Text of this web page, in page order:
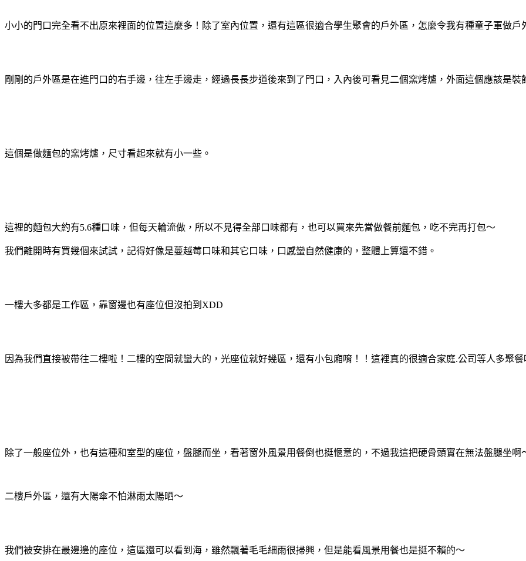
小小的門口完全看不出原來裡面的位置這麼多！除了室內位置，還有這區很適合學生聚會的戶外區，怎麼令我有種童子軍做戶
剛剛的戶外區是在進門口的右手邊，往左手邊走，經過長長步道後來到了門口，入內後可看見二個窯烤爐，外面這個應該是
這個是做麵包的窯烤爐，尺寸看起來就有小一些。
這裡的麵包大約有5.6種口味，但每天輪流做，所以不見得全部口味都有，也可以買來先當做餐前麵包，吃不完再打包～
我們離開時有買幾個來試試，記得好像是蔓越莓口味和其它口味，口感蠻自然健康的，整體上算還不錯。
一樓大多都是工作區，靠窗邊也有座位但沒拍到XDD
因為我們直接被帶往二樓啦！二樓的空間就蠻大的，光座位就好幾區，還有小包廂唷！！這裡真的很適合家庭.公司等人多聚餐
除了一般座位外，也有這種和室型的座位，盤腿而坐，看著窗外風景用餐倒也挺愜意的，不過我這把硬骨頭實在無法盤腿坐啊
二樓戶外區，還有大陽傘不怕淋雨太陽晒～
我們被安排在最邊邊的座位，這區還可以看到海，雖然飄著毛毛細雨很掃興，但是能看風景用餐也是挺不賴的～